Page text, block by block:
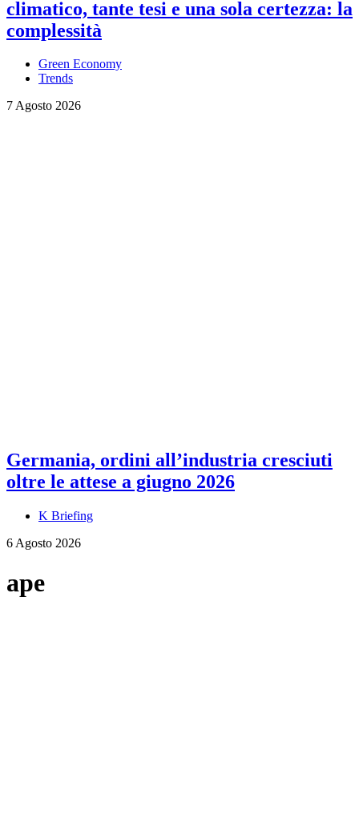
climatico, tante tesi e una sola certezza: la
complessità
Green Economy
Trends
7 Agosto 2026
Germania, ordini all’industria cresciuti
oltre le attese a giugno 2026
K Briefing
6 Agosto 2026
ape